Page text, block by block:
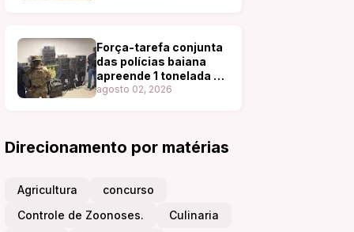
Força-tarefa conjunta
das polícias baiana
apreende 1 tonelada de
cocaína.
agosto 02, 2026
Direcionamento por matérias
Agricultura
concurso
Controle de Zoonoses.
Culinaria